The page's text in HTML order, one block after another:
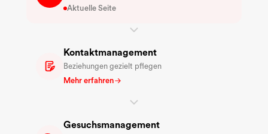
Aktuelle Seite
Kontaktmanagement
Beziehungen gezielt pflegen
Mehr erfahren
Gesuchsmanagement